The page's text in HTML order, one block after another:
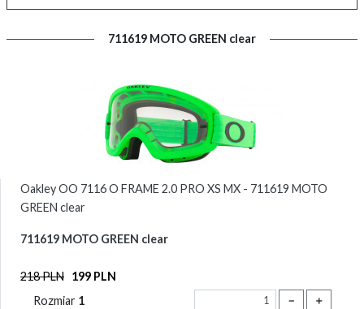
711619 MOTO GREEN clear
Oakley OO 7116 O FRAME 2.0 PRO XS MX - 711619 MOTO
GREEN clear
711619 MOTO GREEN clear
218 PLN 199 PLN
Rozmiar 1 － ＋